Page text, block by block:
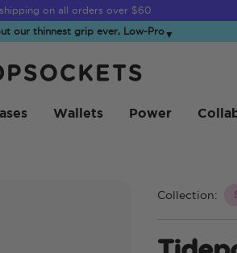
Sale is on 🚨 Up to 60% off
our thinnest grip ever, Low-Pro▼
Wallets Power
Collection: